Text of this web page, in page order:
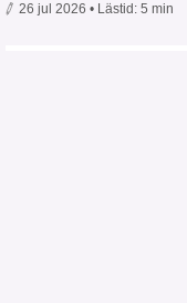
26 jul 2026 • Lästid: 5 min